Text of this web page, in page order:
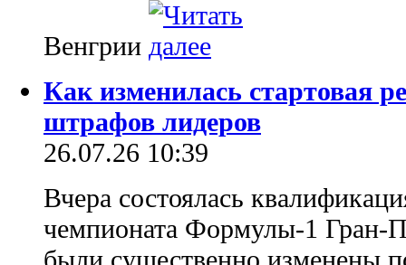
Венгрии
Как изменилась стартовая
штрафов лидеров
26.07.26 10:39
Вчера состоялась
чемпионата Формулы-1 Гран-
были существенно изменены